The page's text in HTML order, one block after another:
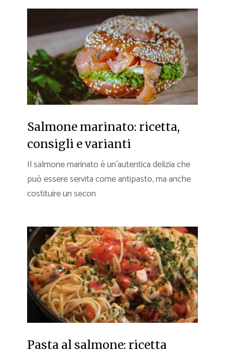
Salmone marinato: ricetta,
consigli e varianti
Il salmone marinato è un’autentica delizia che
può essere servita come antipasto, ma anche
costituire un secon
Pasta al salmone: ricetta